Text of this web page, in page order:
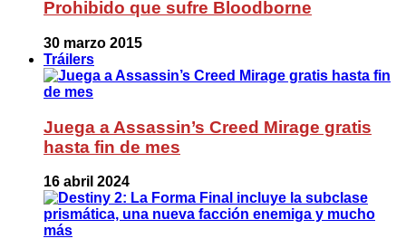
Prohibido que sufre Bloodborne
30 marzo 2015
Tráilers
Juega a Assassin’s Creed Mirage gratis
hasta fin de mes
16 abril 2024